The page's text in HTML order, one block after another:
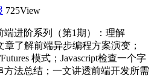
725View
端进阶系列（第1期）：理解
章了解前端异步编程方案演变；
模式；Javascript检查一个字
法总结；一文讲透前端开发所需